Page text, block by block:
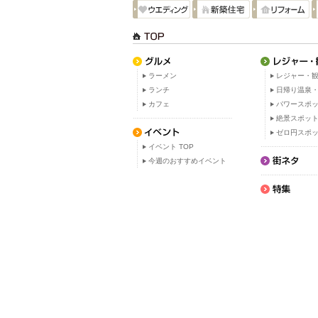
ラーメン
ランチ
カフェ
イベント TOP
今週のおすすめイベント
レジャー・
日帰り温泉
パワースポ
絶景スポット
ゼロ円スポ